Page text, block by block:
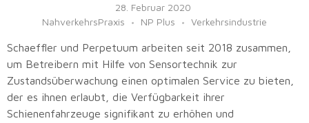
28. Februar 2020
NahverkehrsPraxis
NP Plus Verkehrsindustrie
Schaeffler und Perpetuum arbeiten seit 2018 zusammen,
um Betreibern mit Hilfe von Sensortechnik zur
Zustandsüberwachung einen optimalen Service zu bieten,
der es ihnen erlaubt, die Verfügbarkeit ihrer
Schienenfahrzeuge signifikant zu erhöhen und